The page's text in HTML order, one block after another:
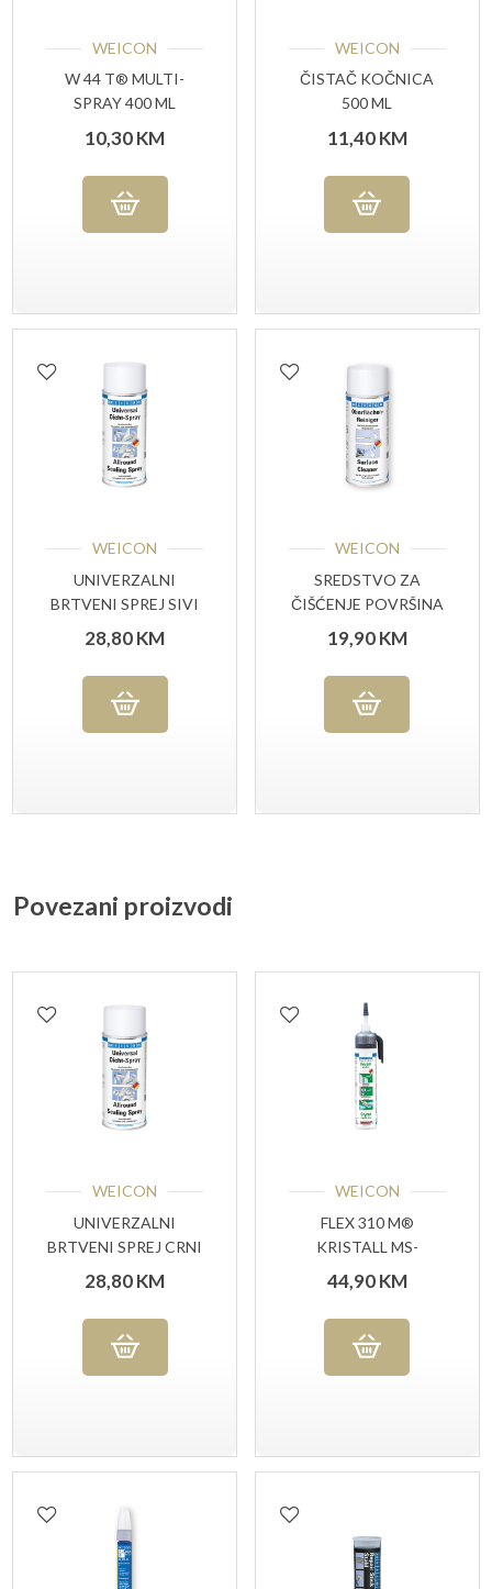
WEICON
W 44 T® MULTI-
SPRAY 400 ML
10,30KM
WEICON
ČISTAČ KOČNICA
500 ML
11,40KM
WEICON
UNIVERZALNI
BRTVENI SPREJ SIVI
400 ML
28,80KM
WEICON
SREDSTVO ZA
ČIŠĆENJE POVRŠINA
400 ML
19,90KM
Povezani proizvodi
WEICON
UNIVERZALNI
BRTVENI SPREJ CRNI
400 ML
28,80KM
WEICON
FLEX 310 M®
KRISTALL MS-
POLYMER 310 ML
44,90KM